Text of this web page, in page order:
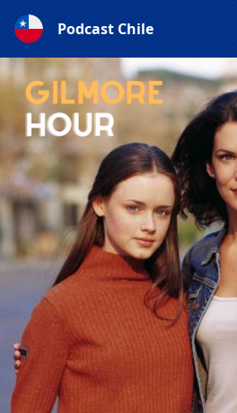
Podcast Chile